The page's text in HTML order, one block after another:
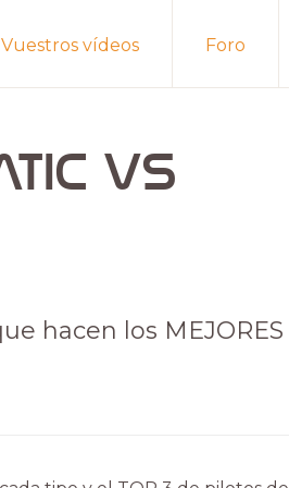
Vuestros vídeos Foro
vs
hacen los MEJORES